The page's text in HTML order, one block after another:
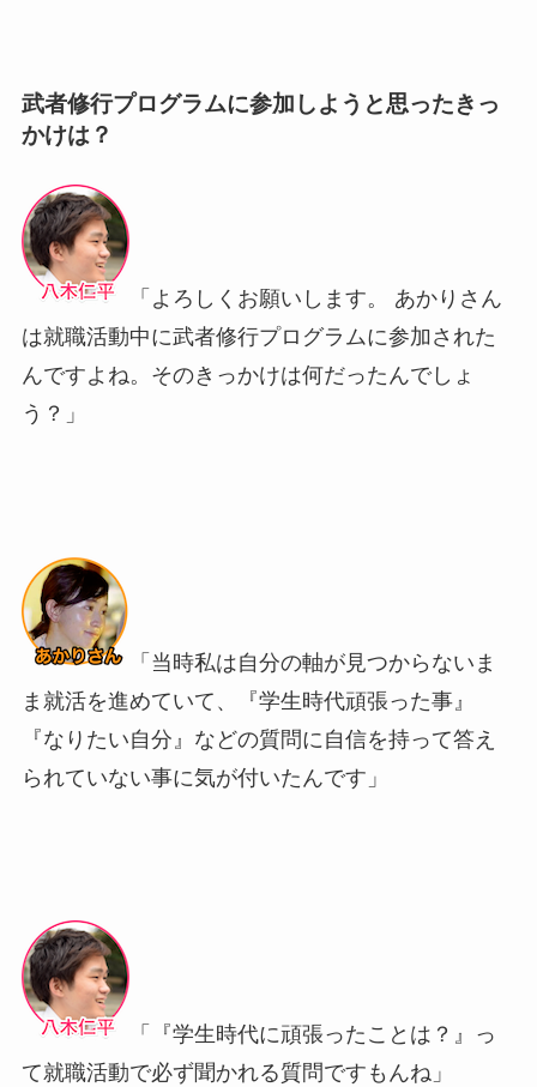
武者修行プログラムに参加しようと思ったきっ
かけは？
「よろしくお願いします。 あかりさん
は就職活動中に武者修行プログラムに参加された
んですよね。そのきっかけは何だったんでしょ
う？」
「当時私は自分の軸が見つからないま
ま就活を進めていて、『学生時代頑張った事』
『なりたい自分』などの質問に自信を持って答え
られていない事に気が付いたんです」
「『学生時代に頑張ったことは？』っ
て就職活動で必ず聞かれる質問ですもんね」